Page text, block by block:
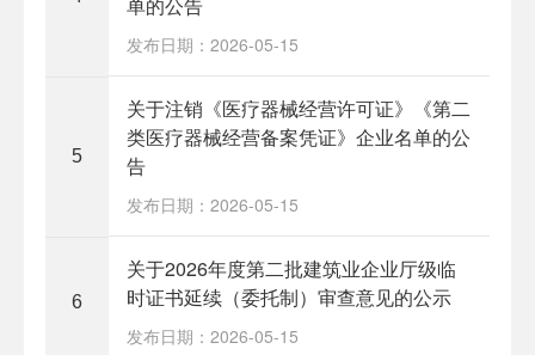
发布日期：2026-05-15
5
关于注销《医疗器械经营许可证》《第二
类医疗器械经营备案凭证》企业名单的公
告
发布日期：2026-05-15
6
关于2026年度第二批建筑业企业厅级临
时证书延续（委托制）审查意见的公示
发布日期：2026-05-15